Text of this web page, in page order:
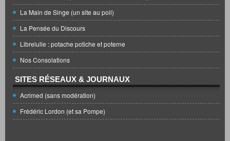
La Main de Singe (un site au poil)
La Pensée du Discours
Librelulle : potache potiche et poterne
Nos Consolations
SITES RÉSEAUX & JOURNAUX
Acrimed (sans modération)
Frédéric Lordon (et sa Pompe)